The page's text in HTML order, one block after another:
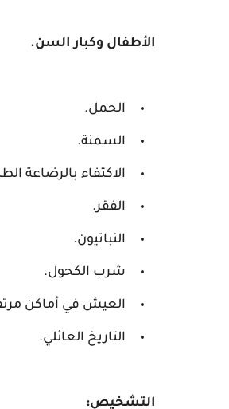
الأطفال وكبار السن.
الحمل.
السمنة.
الاكتفاء بالرضاعة
الفقر.
النباتيون.
شرب الكحول.
العيش في أماكن
التاريخ العائلي.
التشخيص: